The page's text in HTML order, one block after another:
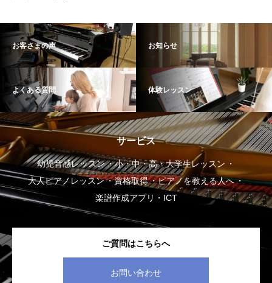
お客さまの声 お知らせ
よくある質問 体験レッスン
サービス
幼児音感レッスン
小・中・高・大学生レッスン
大人ピアノレッスン
資格取得
ピアノを教える人へ
楽譜作成アプリ・ICT
ご質問はこちらへ
お問い合わせ